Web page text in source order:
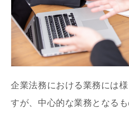
企業法務における業務には
すが、中心的な業務となる